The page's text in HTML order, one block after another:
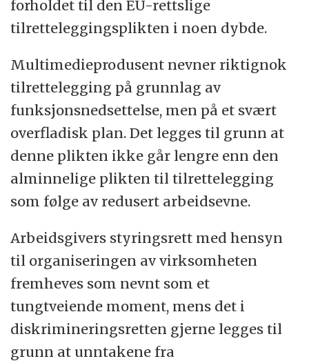
forholdet til den EU-rettslige
tilretteleggingsplikten i noen dybde.
Multimedieprodusent nevner riktignok
tilrettelegging på grunnlag av
funksjonsnedsettelse, men på et svært
overfladisk plan. Det legges til grunn at
denne plikten ikke går lengre enn den
alminnelige plikten til tilrettelegging
som følge av redusert arbeidsevne.
Arbeidsgivers styringsrett med hensyn
til organiseringen av virksomheten
fremheves som nevnt som et
tungtveiende moment, mens det i
diskrimineringsretten gjerne legges til
grunn at unntakene fra